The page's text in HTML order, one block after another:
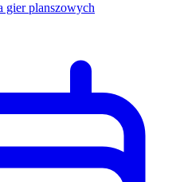
gier planszowych